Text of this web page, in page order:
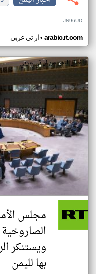
JN96UD
ار تي عربي• arabic.rt.com
اخبار اليمن من ار تي عربي
مجلس
ويستنكر
بها لليمن